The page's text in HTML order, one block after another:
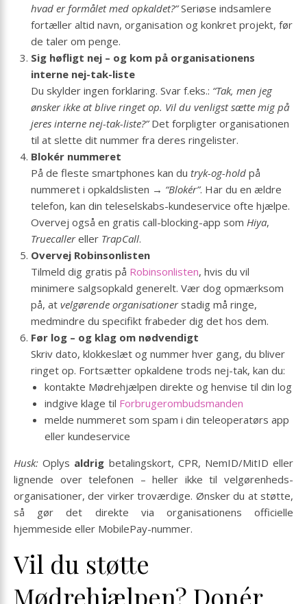
hvad er formålet med opkaldet?”Seriøse indsamlere
fortæller altid navn, organisation og konkret projekt, før
de taler om penge.
Sig høfligt nej – og kom på organisationens
interne nej-tak-liste
Du skylder ingen forklaring. Svar f.eks.: “Tak, men jeg
ønsker ikke at blive ringet op. Vil du venligst sætte mig på
jeres interne nej-tak-liste?”Det forpligter organisationen
til at slette dit nummer fra deres ringelister.
Blokér nummeret
På de fleste smartphones kan du tryk-og-hold på
nummeret i opkaldslisten → “Blokér”. Har du en ældre
telefon, kan din teleselskabs-kundeservice ofte hjælpe.
Overvej også en gratis call-blocking-app som Hiya,
Truecallereller TrapCall.
Overvej Robinsonlisten
Tilmeld dig gratis på Robinsonlisten, hvis du vil
minimere salgsopkald generelt. Vær dog opmærksom
på, at velgørende organisationerstadig må ringe,
medmindre du specifikt frabeder dig det hos dem.
Før log – og klag om nødvendigt
Skriv dato, klokkeslæt og nummer hver gang, du bliver
ringet op. Fortsætter opkaldene trods nej-tak, kan du:
kontakte Mødrehjælpen direkte og henvise til din log
indgive klage til Forbrugerombudsmanden
melde nummeret som spam i din teleoperatørs app
eller kundeservice
Husk: Oplys aldrig betalingskort, CPR, NemID/MitID eller
lignende over telefonen – heller ikke til velgørenheds­
organisationer, der virker troværdige. Ønsker du at støtte,
så gør det direkte via organisationens officielle
hjemmeside eller MobilePay-nummer.
Vil du støtte
Mødrehjælpen? Donér